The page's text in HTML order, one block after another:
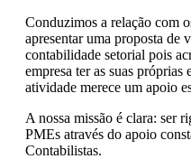
Conduzimos a relação com
apresentar uma proposta de
contabilidade setorial pois
empresa ter as suas próprias
atividade merece um apoio
A nossa missão é clara: ser
PMEs através do apoio
Contabilistas.